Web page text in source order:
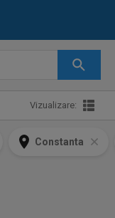
Vizualizare:
Constanta